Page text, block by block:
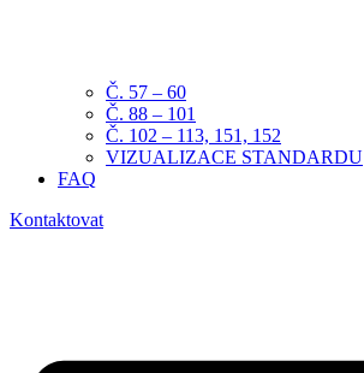
Č. 57 – 60
Č. 88 – 101
Č. 102 – 113, 151, 152
VIZUALIZACE STANDARDU
FAQ
Kontaktovat